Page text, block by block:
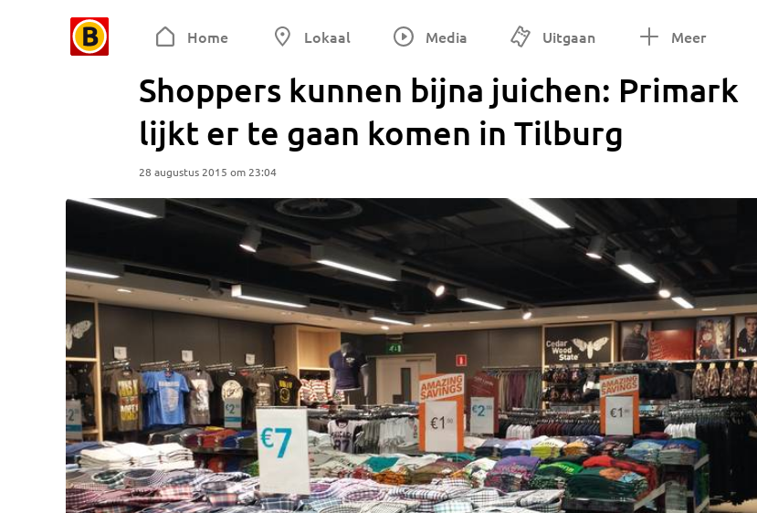
Home Lokaal Media Uitgaan Meer
Shoppers kunnen bijna juichen: Primark
lijkt er te gaan komen in Tilburg
28 augustus 2015 om 23:04